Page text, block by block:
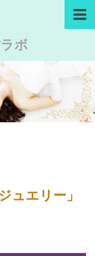
ボ
ュエリー」